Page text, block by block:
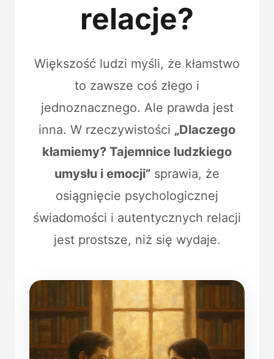
relacje?
Większość ludzi myśli, że kłamstwo
to zawsze coś złego i
jednoznacznego. Ale prawda jest
inna. W rzeczywistości „Dlaczego
kłamiemy? Tajemnice ludzkiego
umysłu i emocji” sprawia, że
osiągnięcie psychologicznej
świadomości i autentycznych relacji
jest prostsze, niż się wydaje.